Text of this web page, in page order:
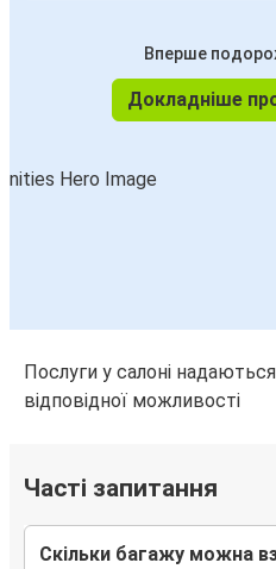
Вперше
Докладніше
Послуги у салоні
відповідної можливості
Часті запитання
Скільки багажу можна